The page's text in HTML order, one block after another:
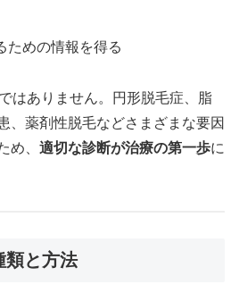
ための情報を得る
はありません。円形脱毛症、脂
、薬剤性脱毛などさまざまな要因
め、 適切な診断が治療の第一歩に
類と方法